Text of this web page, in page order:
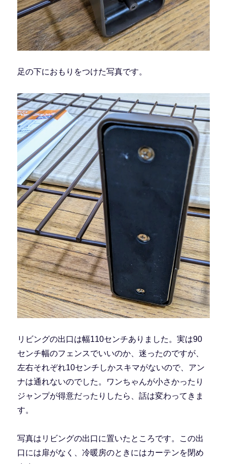
足の下におもりをつけた写真です。
リビングの出口は幅110センチありました。実は90
センチ幅のフェンスでいいのか、迷ったのですが、
左右それぞれ10センチしかスキマがないので、アン
ナは通れないのでした。ワンちゃんが小さかったり
ジャンプが得意だったりしたら、話は変わってきま
す。
写真はリビングの出口に置いたところです。この出
口には扉がなく、冷暖房のときにはカーテンを閉め